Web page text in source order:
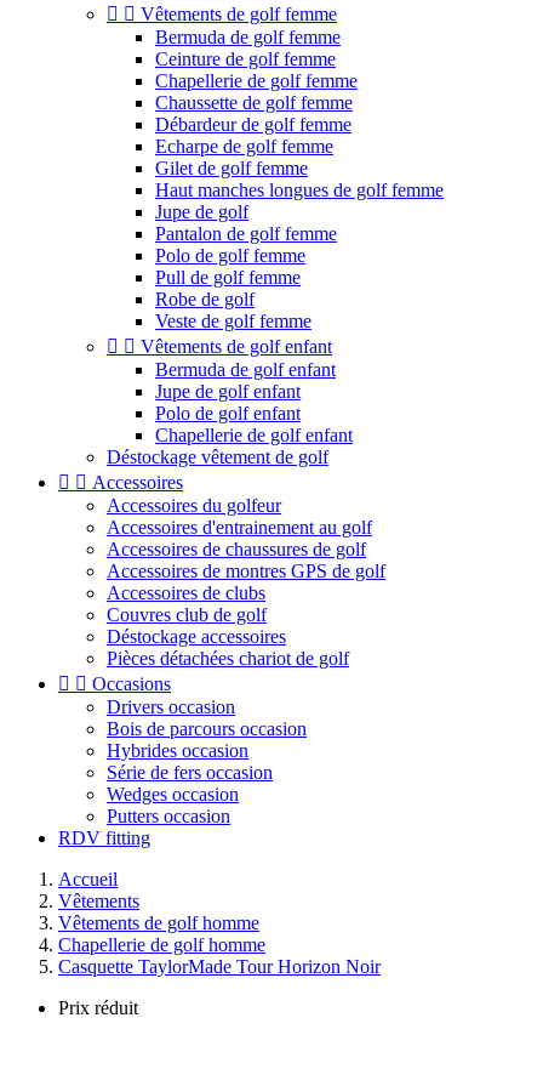
  Vêtements de golf femme
Bermuda de golf femme
Ceinture de golf femme
Chapellerie de golf femme
Chaussette de golf femme
Débardeur de golf femme
Echarpe de golf femme
Gilet de golf femme
Haut manches longues de golf femme
Jupe de golf
Pantalon de golf femme
Polo de golf femme
Pull de golf femme
Robe de golf
Veste de golf femme
  Vêtements de golf enfant
Bermuda de golf enfant
Jupe de golf enfant
Polo de golf enfant
Chapellerie de golf enfant
Déstockage vêtement de golf
  Accessoires
Accessoires du golfeur
Accessoires d'entrainement au golf
Accessoires de chaussures de golf
Accessoires de montres GPS de golf
Accessoires de clubs
Couvres club de golf
Déstockage accessoires
Pièces détachées chariot de golf
  Occasions
Drivers occasion
Bois de parcours occasion
Hybrides occasion
Série de fers occasion
Wedges occasion
Putters occasion
RDV fitting
Accueil
Vêtements
Vêtements de golf homme
Chapellerie de golf homme
Casquette TaylorMade Tour Horizon Noir
Prix réduit